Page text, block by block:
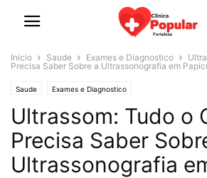
Início Saude Exames e Diagnostico
Precisa Saber Sobre a Ultrassonografia em
Saude Exames e Diagnostico
Ultrassom: Tudo o
Precisa Saber
Ultrassonografia